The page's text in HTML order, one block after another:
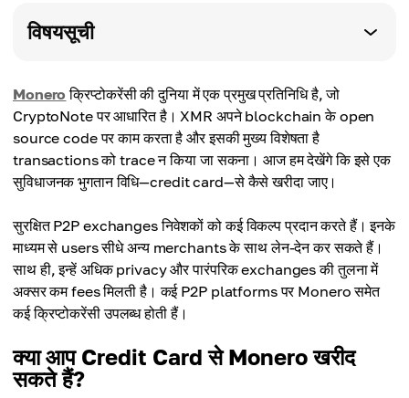
विषयसूची
Monero क्रिप्टोकरेंसी की दुनिया में एक प्रमुख प्रतिनिधि है, जो
CryptoNote पर आधारित है। XMR अपने blockchain के open
source code पर काम करता है और इसकी मुख्य विशेषता है
transactions को trace न किया जा सकना। आज हम देखेंगे कि इसे एक
सुविधाजनक भुगतान विधि—credit card—से कैसे खरीदा जाए।
सुरक्षित P2P exchanges निवेशकों को कई विकल्प प्रदान करते हैं। इनके
माध्यम से users सीधे अन्य merchants के साथ लेन-देन कर सकते हैं।
साथ ही, इन्हें अधिक privacy और पारंपरिक exchanges की तुलना में
अक्सर कम fees मिलती है। कई P2P platforms पर Monero समेत
कई क्रिप्टोकरेंसी उपलब्ध होती हैं।
क्या आप Credit Card से Monero खरीद
सकते हैं?